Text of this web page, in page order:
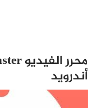
أندرويد